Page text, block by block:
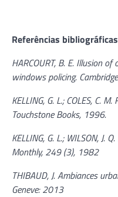
Referências
HARCOURT, B. E. Illusion
windows policing.
KELLING, G. L.; COLES, C.
Touchstone Books, 1996.
KELLING, G. L.; WILSON, J.
Monthly, 249 (3), 1982
THIBAUD, J. Ambiances
Geneve: 2013